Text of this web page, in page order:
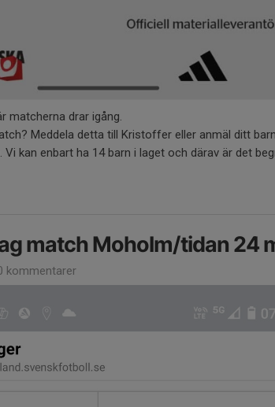
matcherna drar igång.
Meddela detta till Kristoffer eller anmäl ditt
Vi kan enbart ha 14 barn i laget och därav är det
match Moholm/tidan 24
kommentarer